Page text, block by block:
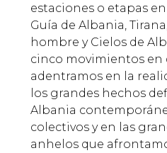
estaciones o etapas
Guía de Albania,
hombre y Cielos de
cinco movimientos en
adentramos en la
los grandes hechos
Albania
colectivos y en las
anhelos que